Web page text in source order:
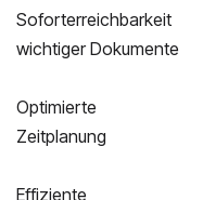
Soforterreichbarkeit
wichtiger Dokumente
Optimierte
Zeitplanung
Effiziente